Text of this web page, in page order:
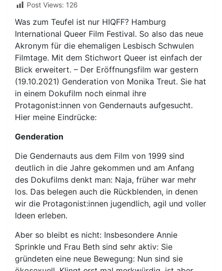
Post Views: 126
Was zum Teufel ist nur HIQFF? Hamburg
International Queer Film Festival. So also das neue
Akronym für die ehemaligen Lesbisch Schwulen
Filmtage. Mit dem Stichwort Queer ist einfach der
Blick erweitert. – Der Eröffnungsfilm war gestern
(19.10.2021) Genderation von Monika Treut. Sie hat
in einem Dokufilm noch einmal ihre
Protagonist:innen von Gendernauts aufgesucht.
Hier meine Eindrücke:
Genderation
Die Gendernauts aus dem Film von 1999 sind
deutlich in die Jahre gekommen und am Anfang
des Dokufilms denkt man: Naja, früher war mehr
los. Das belegen auch die Rückblenden, in denen
wir die Protagonist:innen jugendlich, agil und voller
Ideen erleben.
Aber so bleibt es nicht: Insbesondere Annie
Sprinkle und Frau Beth sind sehr aktiv: Sie
gründeten eine neue Bewegung: Nun sind sie